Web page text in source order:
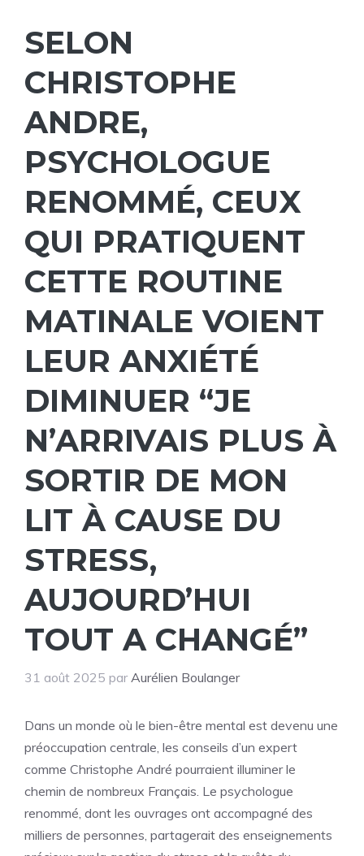
SELON
CHRISTOPHE
ANDRE,
PSYCHOLOGUE
RENOMMÉ, CEUX
QUI PRATIQUENT
CETTE ROUTINE
MATINALE VOIENT
LEUR ANXIÉTÉ
DIMINUER “JE
N’ARRIVAIS PLUS À
SORTIR DE MON
LIT À CAUSE DU
STRESS,
AUJOURD’HUI
TOUT A CHANGÉ”
31 août 2025 par Aurélien Boulanger
Dans un monde où le bien-être mental est devenu une
préoccupation centrale, les conseils d’un expert
comme Christophe André pourraient illuminer le
chemin de nombreux Français. Le psychologue
renommé, dont les ouvrages ont accompagné des
milliers de personnes, partagerait des enseignements